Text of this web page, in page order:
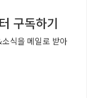
구독하기
식을 메일로 받아